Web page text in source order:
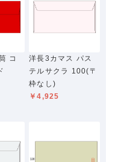
コ
洋長3カマス パス
テルサクラ 100(〒
枠なし)
￥4,925